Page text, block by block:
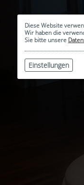
Diese Website
Wir haben die
Sie bitte unsere
Einstellungen